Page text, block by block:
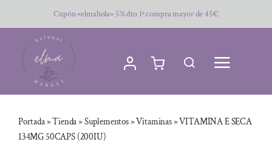
al
contenido
Cupón «elmahola» 5% dto 1ª compra mayor de 45€
Portada»Tienda»Suplementos»Vitaminas»VITAMINA E SECA
134MG 50CAPS (200IU)